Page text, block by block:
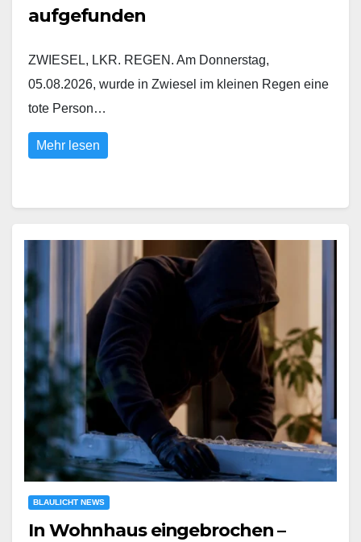
aufgefunden
ZWIESEL, LKR. REGEN. Am Donnerstag,
05.08.2026, wurde in Zwiesel im kleinen Regen eine
tote Person…
Mehr lesen
BLAULICHT NEWS
In Wohnhaus eingebrochen –